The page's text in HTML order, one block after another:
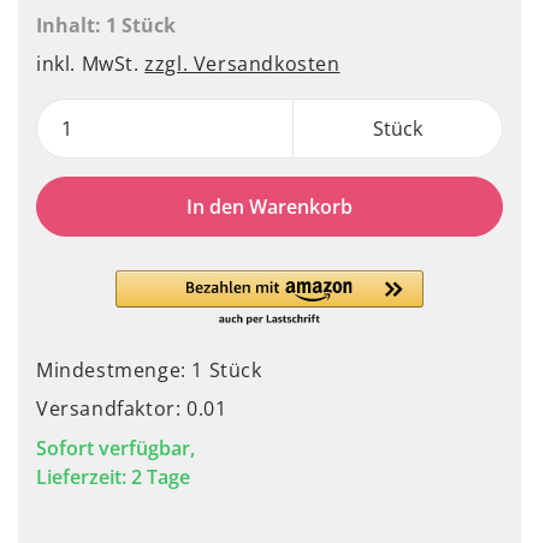
Inhalt: 1 Stück
inkl. MwSt.zzgl. Versandkosten
Stück
In den Warenkorb
Mindestmenge: 1 Stück
Versandfaktor: 0.01
Sofort verfügbar,
Lieferzeit: 2 Tage